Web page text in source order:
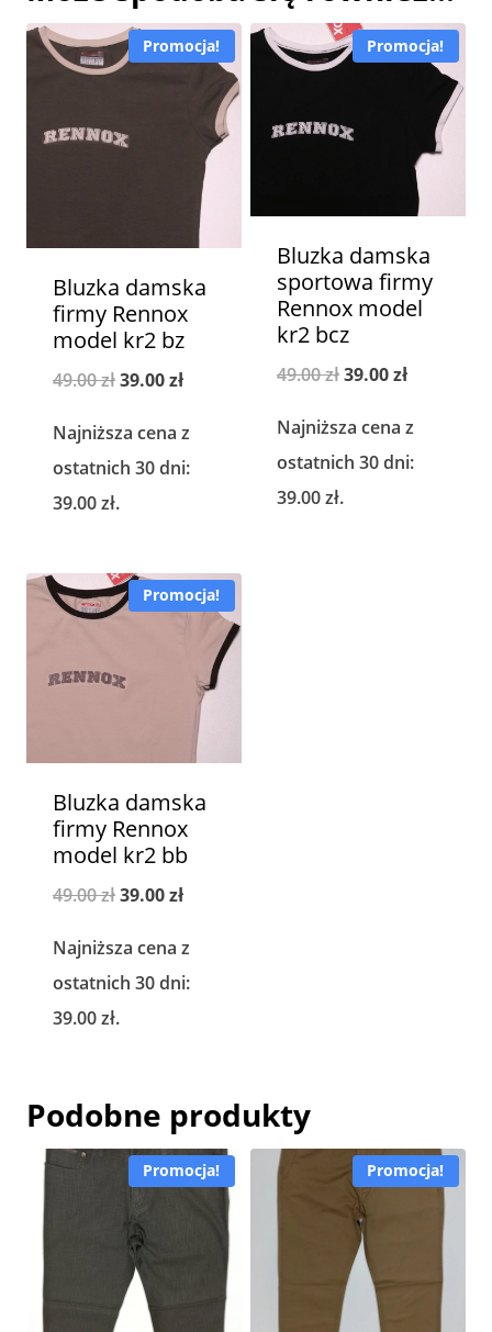
Promocja!
Bluzka damska
firmy Rennox
model kr2 bz
49.00złPierwotna
39.00złAktualna
Najniższa cena z
ostatnich 30 dni:
39.00zł.
Promocja!
Bluzka damska
sportowa firmy
Rennox model
kr2 bcz
49.00złPierwotna
39.00złAktualna
Najniższa cena z
ostatnich 30 dni:
39.00zł.
Promocja!
Bluzka damska
firmy Rennox
model kr2 bb
49.00złPierwotna
39.00złAktualna
Najniższa cena z
ostatnich 30 dni:
39.00zł.
Podobne produkty
Promocja! Promocja!